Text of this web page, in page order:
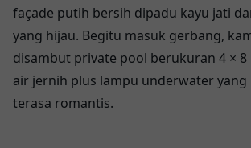
façade putih bersih dipadu kayu jati
yang hijau. Begitu masuk gerbang,
disambut private pool berukuran 4 ×
air jernih plus lampu underwater yang
terasa romantis.